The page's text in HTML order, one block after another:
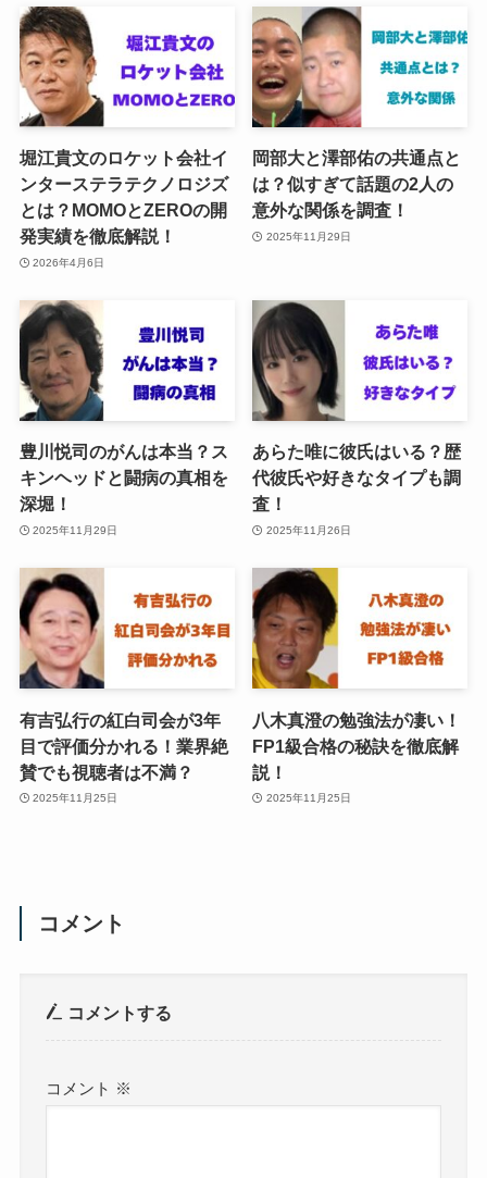
堀江貴文のロケット会社イ
ンターステラテクノロジズ
とは？MOMOとZEROの開
発実績を徹底解説！
2026年4月6日
岡部大と澤部佑の共通点と
は？似すぎて話題の2人の
意外な関係を調査！
2025年11月29日
豊川悦司のがんは本当？ス
キンヘッドと闘病の真相を
深堀！
2025年11月29日
あらた唯に彼氏はいる？歴
代彼氏や好きなタイプも調
査！
2025年11月26日
有吉弘行の紅白司会が3年
目で評価分かれる！業界絶
賛でも視聴者は不満？
2025年11月25日
八木真澄の勉強法が凄い！
FP1級合格の秘訣を徹底解
説！
2025年11月25日
コメント
コメントする
コメント ※